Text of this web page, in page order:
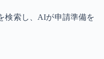
検索し、AIが申請準備を